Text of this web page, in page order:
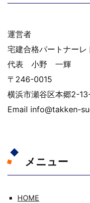
運営者
宅建合格パートナーレ
代表 小野 一輝
〒246-0015
横浜市瀬谷区本郷2-
Email info@takken-
メニュー
HOME